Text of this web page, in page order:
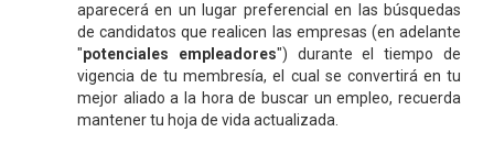
aparecerá en un lugar preferencial en las búsquedas
de candidatos que realicen las empresas (en adelante
"potenciales empleadores") durante el tiempo de
vigencia de tu membresía, el cual se convertirá en tu
mejor aliado a la hora de buscar un empleo, recuerda
mantener tu hoja de vida actualizada.